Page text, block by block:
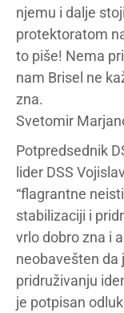
njemu i dalje
protektoratom
to piše! Nema
nam Brisel ne
zna.
Svetomir
Potpredsednik
lider DSS
“flagrantne
stabilizaciji i
vrlo dobro zna i
neobavešten da
pridruživanju
je potpisan